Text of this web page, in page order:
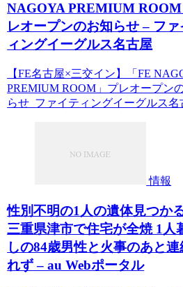
NAGOYA PREMIUM
レオープンのお知らせ – ファ
ィングイーグルス名古屋
【FE名古屋×三交イン】「FE
PREMIUM ROOM」プレオープン
らせ ファイティングイーグルス名
情報
性別不明の1人の遺体見つか
三重県津市で住宅が全焼 1人
しの84歳男性と火事のあと連
れず – au Webポータル